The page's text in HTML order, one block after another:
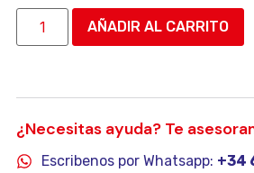
AÑADIR AL CARRITO
¿Necesitas ayuda? Te
Escribenos por Whatsapp: +34